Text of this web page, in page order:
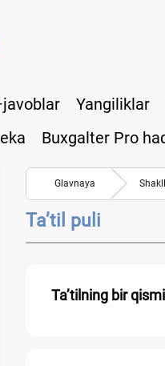
Yangiliklar
Buxgalter Pro
Glavnaya
Ta’til puli
Ta’tilning bir